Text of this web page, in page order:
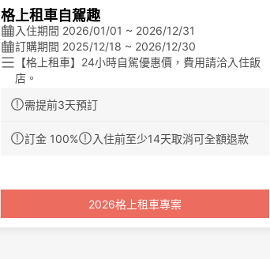
格上租車自駕趣
入住期間 2026/01/01 ~ 2026/12/31
訂購期間 2025/12/18 ~ 2026/12/30
【格上租車】24小時自駕優惠價，費用請洽入住飯
店。
時，客戶無法指定車款。
※格上保留【自由配專案】車款變更權利，所提供車
※格上官網：https://www.car-plus.com.tw/ugC_Ac
tionList.asp?hidActionCatID=1&hidCityCode=02
※取車地址：嘉義太保高鐵站 (嘉義縣太保市高鐵西
價格包含入住人數:2
需提前3天預訂
訂金 100% 入住前至少14天取消可全額退款
2026格上租車專案